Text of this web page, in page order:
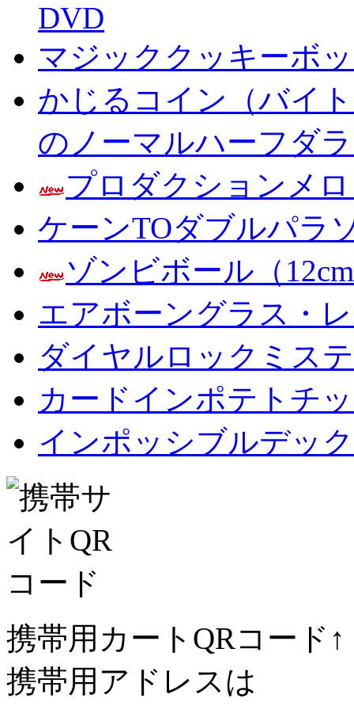
DVD
マジッククッキーボ
かじるコイン（バイ
のノーマルハーフダ
プロダクションメ
ケーンTOダブルパラ
ゾンビボール（
エアボーングラス・
ダイヤルロックミス
カードインポテトチ
インポッシブルデック
携帯用カートQRコード↑
携帯用アドレスは